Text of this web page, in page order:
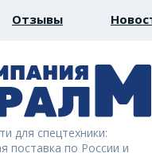
Отзывы
для спецтехники:
поставка по России и